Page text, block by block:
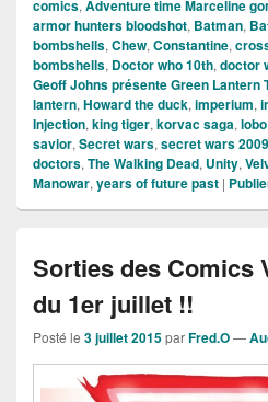
comics,Adventure time Marceline
armor hunters bloodshot, Batman,
bombshells,Chew,Constantine,
bombshells, Doctor who 10th,doctor
Geoff Johns présente Green Lantern
lantern,Howard the duck,imperium,
Injection,king tiger,korvac saga,
savior,Secret wars,secret wars 2009
doctors,The Walking Dead, Unity,
Manowar,years of future past |
Sorties des Comics
du 1er juillet !!
Posté le 3 juillet 2015parFred.O—